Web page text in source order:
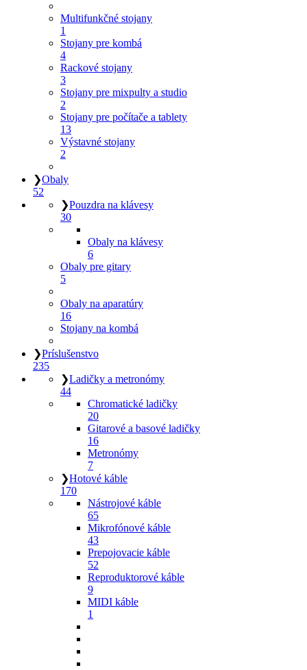
Multifunkčné stojany
1
Stojany pre kombá
4
Rackové stojany
3
Stojany pre mixpulty a studio
2
Stojany pre počítače a tablety
13
Výstavné stojany
2
❯Obaly
52
❯Pouzdra na klávesy
30
Obaly na klávesy
6
Obaly pre gitary
5
Obaly na aparatúry
16
Stojany na kombá
❯Príslušenstvo
235
❯Ladičky a metronómy
44
Chromatické ladičky
20
Gitarové a basové ladičky
16
Metronómy
7
❯Hotové káble
170
Nástrojové káble
65
Mikrofónové káble
43
Prepojovacie káble
52
Reproduktorové káble
9
MIDI káble
1